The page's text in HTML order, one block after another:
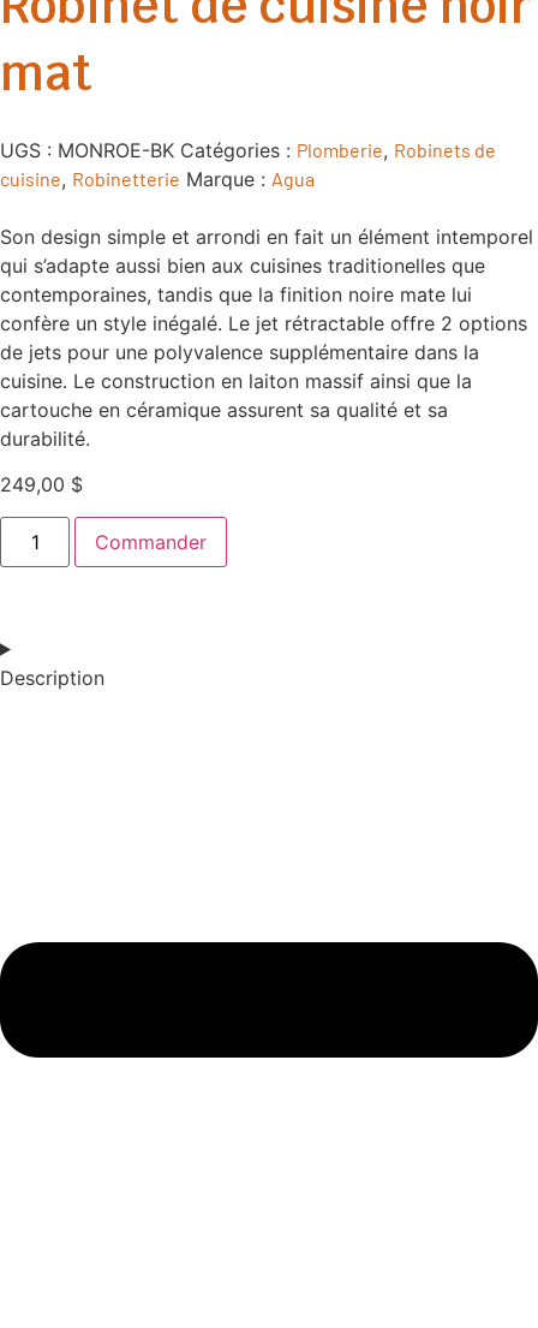
mat
UGS : MONROE-BK Catégories : Plomberie, Robinets de
cuisine, Robinetterie Marque : Agua
Son design simple et arrondi en fait un élément intemporel
qui s’adapte aussi bien aux cuisines traditionelles que
contemporaines, tandis que la finition noire mate lui
confère un style inégalé. Le jet rétractable offre 2 options
de jets pour une polyvalence supplémentaire dans la
cuisine. Le construction en laiton massif ainsi que la
cartouche en céramique assurent sa qualité et sa
durabilité.
249,00 $
Commander
Description